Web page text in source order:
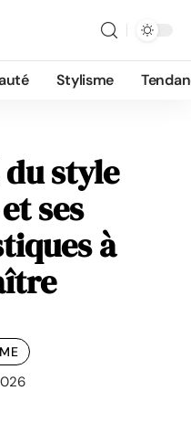
Stylisme
du style
ses
à